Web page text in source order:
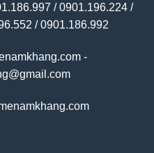
/ 0901.196.224 /
/ 0901.186.992
-